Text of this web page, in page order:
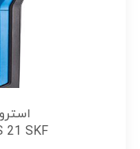
21 SKF